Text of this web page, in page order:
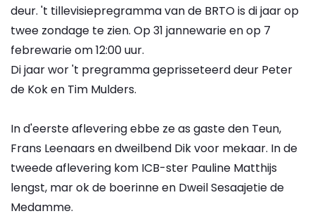
deur. 't tillevisiepregramma van de BRTO is di jaar op
twee zondage te zien. Op 31 jannewarie en op 7
febrewarie om 12:00 uur.
Di jaar wor 't pregramma geprisseteerd deur Peter
de Kok en Tim Mulders.
In d'eerste aflevering ebbe ze as gaste den Teun,
Frans Leenaars en dweilbend Dik voor mekaar. In de
tweede aflevering kom ICB-ster Pauline Matthijs
lengst, mar ok de boerinne en Dweil Sesaajetie de
Medamme.